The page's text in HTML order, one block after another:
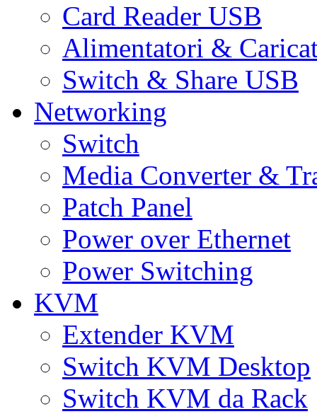
Card Reader USB
Alimentatori &
Switch & Share USB
Networking
Switch
Media Converter &
Patch Panel
Power over Ethernet
Power Switching
KVM
Extender KVM
Switch KVM Desktop
Switch KVM da Rack